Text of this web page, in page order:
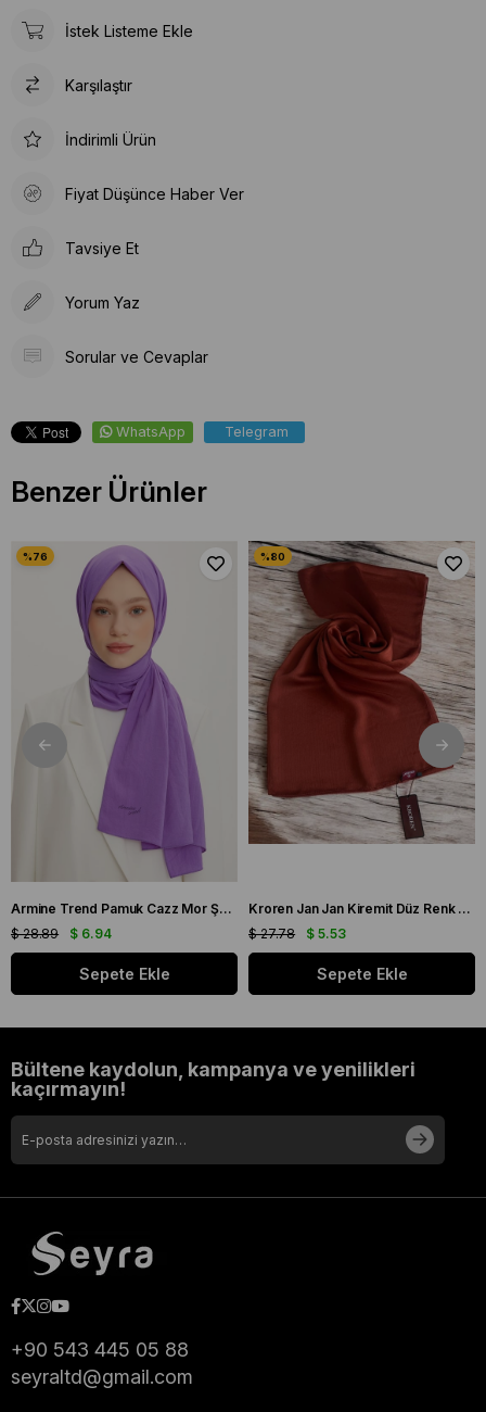
İstek Listeme Ekle
Karşılaştır
İndirimli Ürün
Fiyat Düşünce Haber Ver
Tavsiye Et
Yorum Yaz
Sorular ve Cevaplar
WhatsApp Telegram
Benzer Ürünler
Armine Trend Pamuk Cazz Mor Şal 21210
$ 6.94
$ 28.89
Sepete Ekle
Kroren Jan Jan Kiremit Düz Renk Şal 7301-85
$ 5.53
$ 27.78
Sepete Ekle
Bültene kaydolun, kampanya ve yenilikleri
kaçırmayın!
+90 543 445 05 88
seyraltd@gmail.com